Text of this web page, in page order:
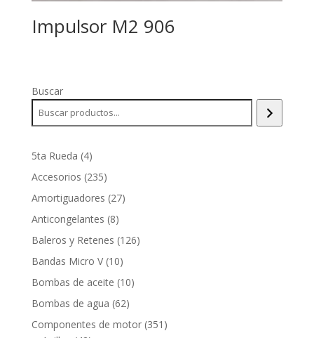
Impulsor M2 906
Buscar
5ta Rueda 44
productos
Accesorios 235235
productos
Amortiguadores 2727
Anticongelantes 88
productos
Baleros y Retenes 126126
Bandas Micro V 1010
productos
Bombas de aceite 1010
Bombas de agua 6262
productos
Componentes de motor 351 351